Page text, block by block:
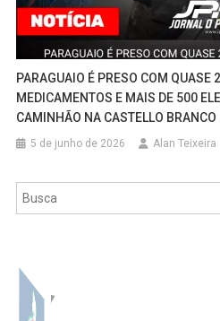
PARAGUAIO É PRESO COM QUASE
MEDICAMENTOS E MAIS DE 500
CAMINHÃO NA CASTELLO BRANCO
5 de junho de 2026 Alan Teixeira
Pesquisar